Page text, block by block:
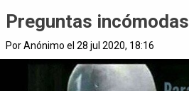
Preguntas incómodas
Por Anónimo el 28 jul 2020, 18:16